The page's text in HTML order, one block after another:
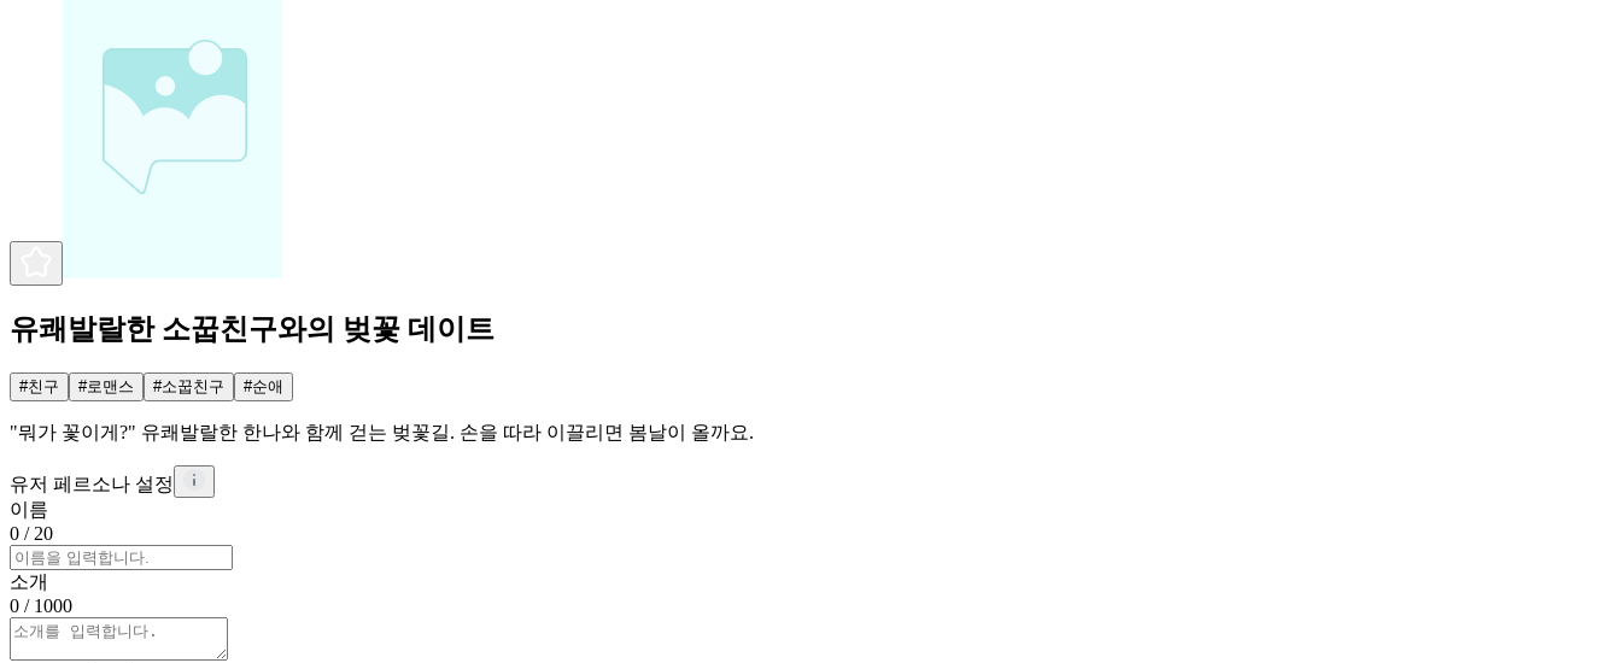
유쾌발랄한 소꿉친구와의 벚꽃 데이트
#친구 #로맨스 #소꿉친구 #순애
"뭐가 꽃이게?" 유쾌발랄한 한나와 함께 걷는 벚꽃길. 손을 따라 이끌리면 봄날이 올까요.
유저 페르소나 설정
이름
0 / 20
소개
0 / 1000